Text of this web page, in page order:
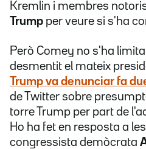
Kremlin i membres
Trump per veure si s'ha
Però Comey no s'ha
desmentit el mateix
Trump va denunciar fa
de Twitter sobre
torre Trump per part de
Ho ha fet en resposta a
congressista demòcrata